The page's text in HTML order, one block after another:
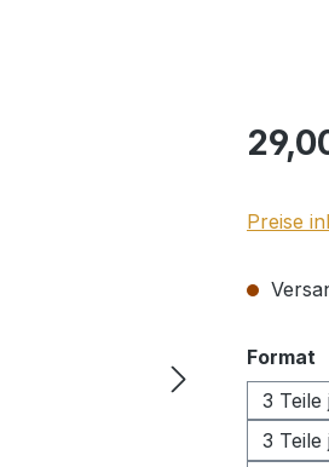
Preise
Format
3
3